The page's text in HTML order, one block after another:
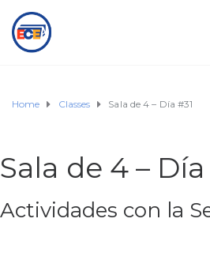
Home Classes Sala de 4 – Día #31
Sala de 4 – Día
Actividades con la